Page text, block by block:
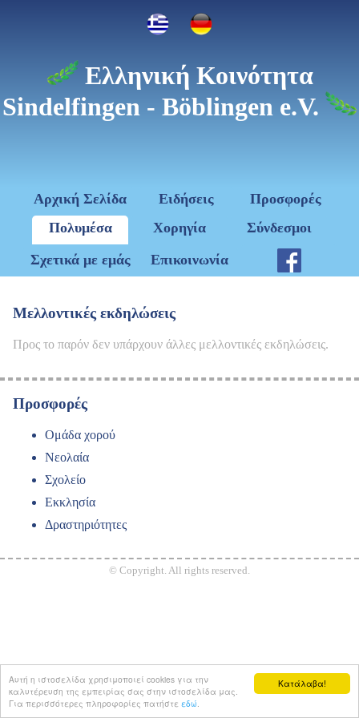
Κατάλαβα!
Αυτή η ιστοσελίδα χρησιμοποιεί cookies για την
καλυτέρευση της εμπειρίας σας στην ιστοσελίδα μας.
Για περισσότερες πληροφορίες πατήστε εδώ.
Ελληνική Κοινότητα
Sindelfingen - Böblingen e.V.
Αρχική Σελίδα Ειδήσεις
Προσφορές
Πολυμέσα
Χορηγία
Σύνδεσμοι
Σχετικά με εμάς
Επικοινωνία
Μελλοντικές εκδηλώσεις
Προς το παρόν δεν υπάρχουν άλλες μελλοντικές εκδηλώσεις.
Προσφορές
Ομάδα χορού
Νεολαία
Σχολείο
Εκκλησία
Δραστηριότητες
© Copyright. All rights reserved.